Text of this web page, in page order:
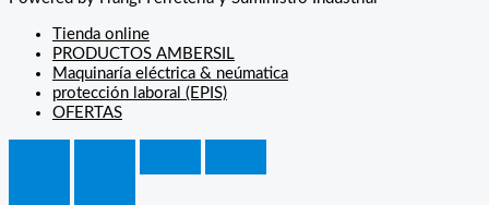
Tienda online
PRODUCTOS AMBERSIL
Maquinaría eléctrica & neúmatica
protección laboral (EPIS)
OFERTAS